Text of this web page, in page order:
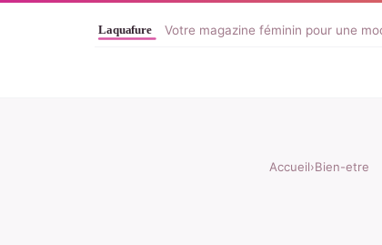
Votre magazine féminin pour une
Accueil›Bien-etre